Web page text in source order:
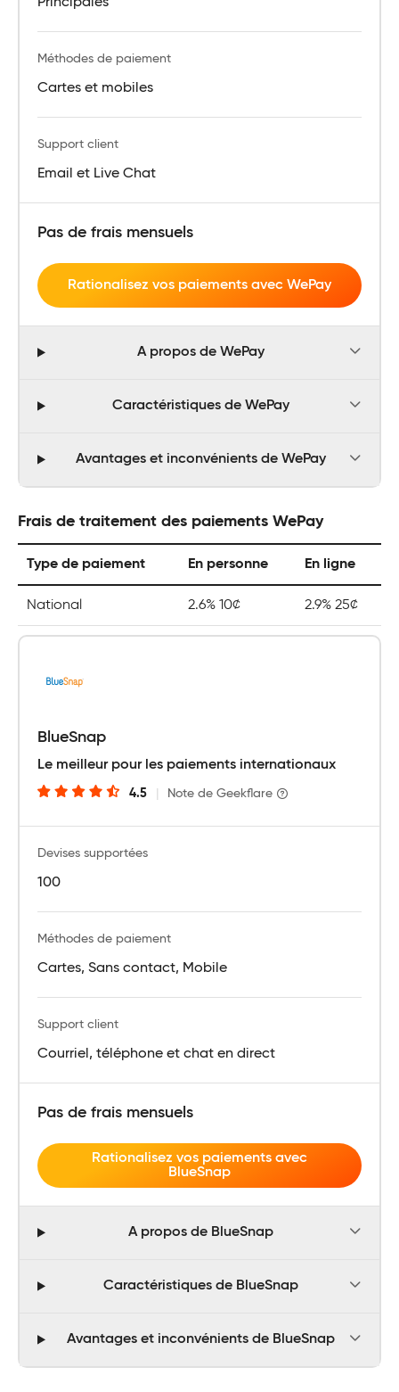
Méthodes de paiement
Cartes et mobiles
Support client
Email et Live Chat
Pas de frais mensuels
Rationalisez vos paiements avec WePay
A propos de WePay
Caractéristiques de WePay
Avantages et inconvénients de WePay
Frais de traitement des paiements WePay
Type de paiement En personne En ligne
National 2.6% 10¢ 2.9% 25¢
BlueSnap
Le meilleur pour les paiements internationaux
4.5 Note de Geekflare
Devises supportées
100
Méthodes de paiement
Cartes, Sans contact, Mobile
Support client
Courriel, téléphone et chat en direct
Pas de frais mensuels
Rationalisez vos paiements avec
BlueSnap
A propos de BlueSnap
Caractéristiques de BlueSnap
Avantages et inconvénients de BlueSnap